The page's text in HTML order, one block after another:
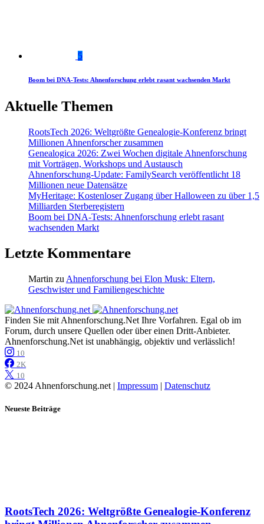
5
Boom bei DNA-Tests: Ahnenforschung erlebt rasant wachsenden Markt
Aktuelle Themen
RootsTech 2026: Weltgrößte Genealogie-Konferenz bringt
Millionen Ahnenforscher zusammen
Genealogica 2026: Zwei Wochen digitale Ahnenforschung
mit Vorträgen, Workshops und Austausch
Ahnenforschung-Update: FamilySearch veröffentlicht 18
Millionen neue Datensätze
MyHeritage: Kostenloser Zugang über Halloween zu über 1,5
Milliarden Sterberegistern
Boom bei DNA-Tests: Ahnenforschung erlebt rasant
wachsenden Markt
Letzte Kommentare
Martin zu Ahnenforschung bei Elon Musk: Eltern,
Geschwister und Familiengeschichte
Finden Sie mit Ahnenforschung.Net Ihre Vorfahren. Egal ob im
Forum, durch unsere Quellen oder über einen Dritt-Anbieter.
Ahnenforschung.Net ist unabhängig, objektiv und verlässlich!
10
2K
10
© 2024 Ahnenforschung.net | Impressum | Datenschutz
Neueste Beiträge
RootsTech 2026: Weltgrößte Genealogie-Konferenz